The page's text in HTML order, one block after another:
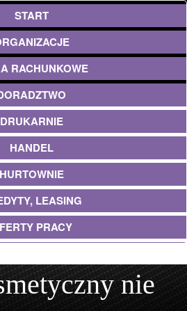
START
RACHUNKOWE
DRUKARNIE
HANDEL
HURTOWNIE
LEASING
PRACY
EKOLOGIA
nie